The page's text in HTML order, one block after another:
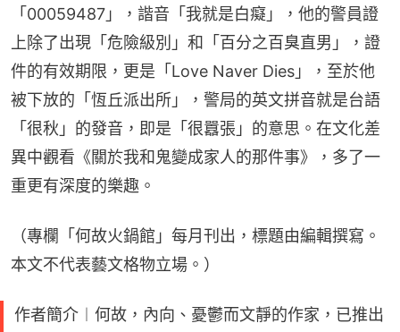
「00059487」，諧音「我就是白癡」，他的警員證
上除了出現「危險級別」和「百分之百臭直男」，證
件的有效期限，更是「Love Naver Dies」，至於他
被下放的「恆丘派出所」，警局的英文拼音就是台語
「很秋」的發音，即是「很囂張」的意思。在文化差
異中觀看《關於我和鬼變成家人的那件事》，多了一
重更有深度的樂趣。
（專欄「何故火鍋館」每月刊出，標題由編輯撰寫。
本文不代表藝文格物立場。）
作者簡介︱何故，內向、憂鬱而文靜的作家，已推出